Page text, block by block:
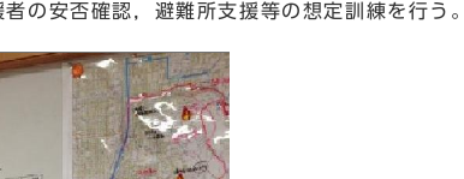
の安否確認，避難所支援等の想定訓練を行う。